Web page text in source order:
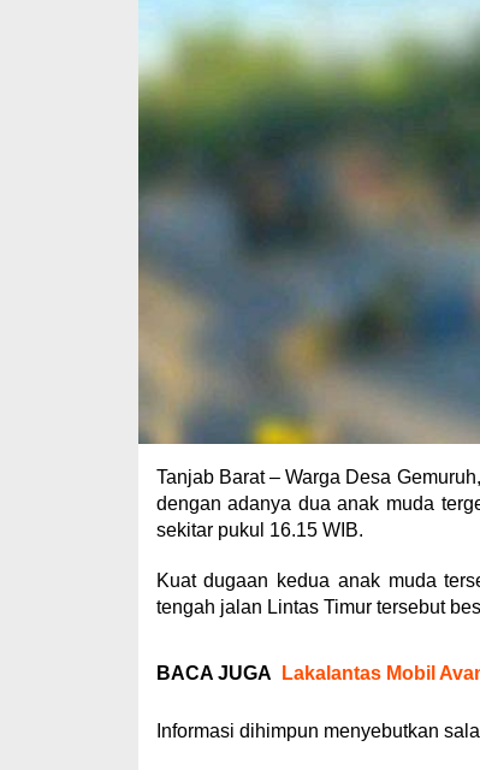
Tanjab Barat – Warga Desa
dengan adanya dua anak muda
sekitar pukul 16.15 WIB.
Kuat dugaan kedua anak muda
tengah jalan Lintas Timur tersebut
BACA JUGA Lakalantas Mobil
Informasi dihimpun menyebutkan